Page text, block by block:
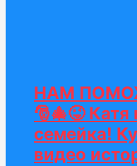
НАМ
🎅🎄😜
семейка!
видео